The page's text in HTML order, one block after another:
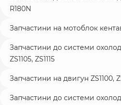
R180N
Запчастини на мотоблок
Запчастини до системи
ZS1105, ZS1115
Запчастини на двигун ZS1100,
Запчастини до системи